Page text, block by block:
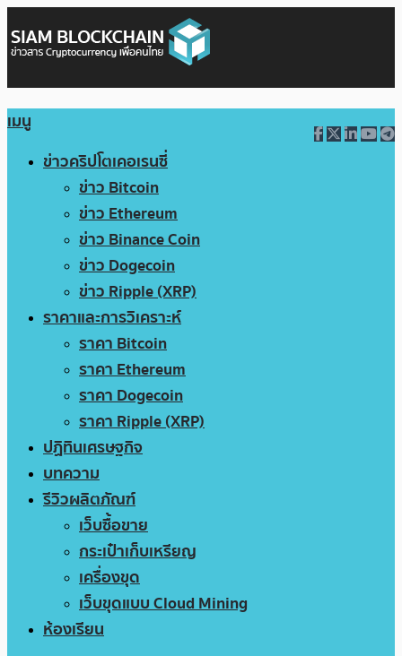
เมนู
ข่าวคริปโตเคอเรนซี่
ข่าว Bitcoin
ข่าว Ethereum
ข่าว Binance Coin
ข่าว Dogecoin
ข่าว Ripple (XRP)
ราคาและการวิเคราะห์
ราคา Bitcoin
ราคา Ethereum
ราคา Dogecoin
ราคา Ripple (XRP)
ปฏิทินเศรษฐกิจ
บทความ
รีวิวผลิตภัณฑ์
เว็บซื้อขาย
กระเป๋าเก็บเหรียญ
เครื่องขุด
เว็บขุดแบบ Cloud Mining
ห้องเรียน